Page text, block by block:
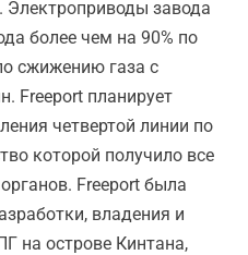
Электроприводы завода
более чем на 90% по
сжижению газа с
Freeport планирует
четвертой линии по
которой получило все
Freeport была
владения и
на острове Кинтана,